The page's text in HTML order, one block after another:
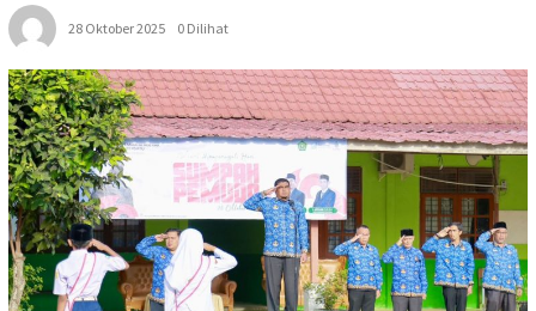
28 Oktober 2025 0 Dilihat